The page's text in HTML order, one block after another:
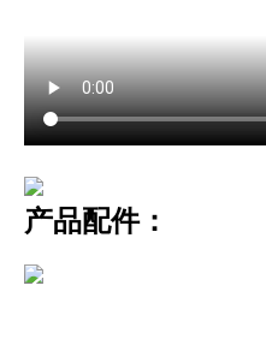
产品配件：